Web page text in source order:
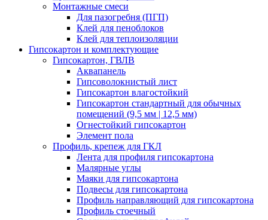
Монтажные смеси
Для пазогребня (ПГП)
Клей для пеноблоков
Клей для теплоизоляции
Гипсокартон и комплектующие
Гипсокартон, ГВЛВ
Аквапанель
Гипсоволокнистый лист
Гипсокартон влагостойкий
Гипсокартон стандартный для обычных
помещений (9,5 мм | 12,5 мм)
Огнестойкий гипсокартон
Элемент пола
Профиль, крепеж для ГКЛ
Лента для профиля гипсокартона
Малярные углы
Маяки для гипсокартона
Подвесы для гипсокартона
Профиль направляющий для гипсокартона
Профиль стоечный